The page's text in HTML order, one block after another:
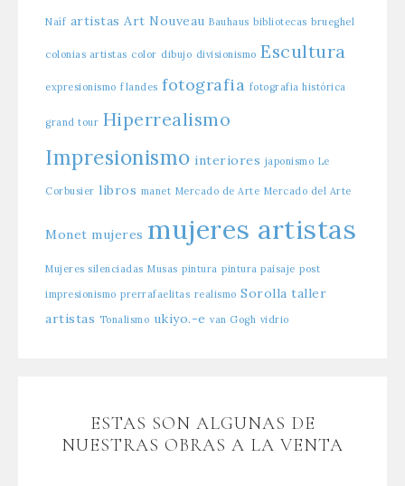
Naíf artistas Art Nouveau Bauhaus bibliotecas brueghel
colonias artistas color dibujo divisionismo Escultura
expresionismo flandes fotografia fotografia histórica
grand tour Hiperrealismo
Impresionismo interiores japonismo Le
Corbusier libros manet Mercado de Arte Mercado del Arte
Monet mujeres mujeres artistas
Mujeres silenciadas Musas pintura pintura paisaje post
impresionismo prerrafaelitas realismo Sorolla taller
artistas Tonalismo ukiyo.-e van Gogh vidrio
ESTAS SON ALGUNAS DE
NUESTRAS OBRAS A LA VENTA